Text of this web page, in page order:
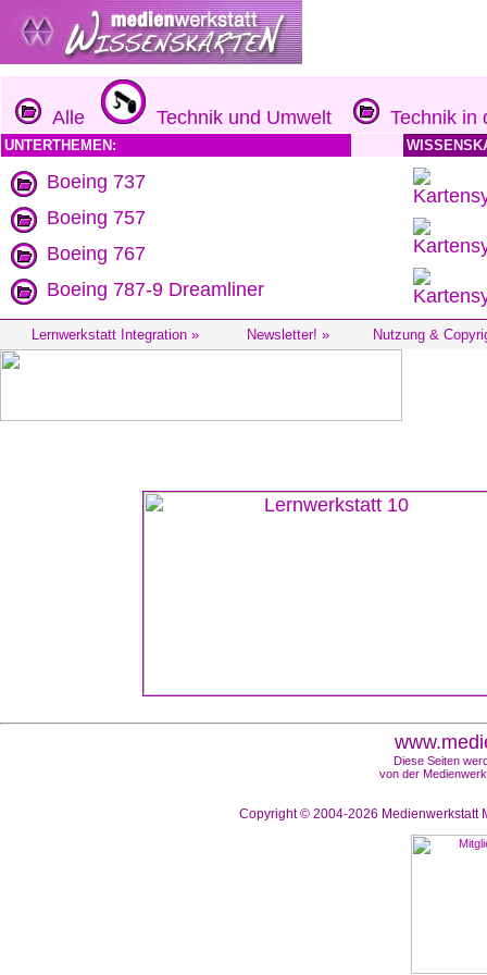
Alle Technik und Umwelt Technik in
UNTERTHEMEN:
Boeing 737
Boeing 757
Boeing 767
Boeing 787-9 Dreamliner
Lernwerkstatt Integration » Newsletter! » Nutzung &
Diese Seiten
von der
Copyright © 2004-2026 Medienwerkstatt